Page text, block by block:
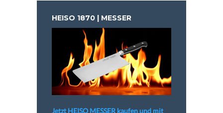
HEISO 1870 | MESSER
Jetzt HEISO MESSER kaufen und mit